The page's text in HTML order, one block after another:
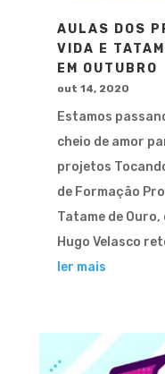
AULAS DOS
VIDA E
EM OUTUBRO
out 14, 2020
Estamos
cheio de amor
projetos
de Formação
Tatame de
Hugo Velasco
ler mais